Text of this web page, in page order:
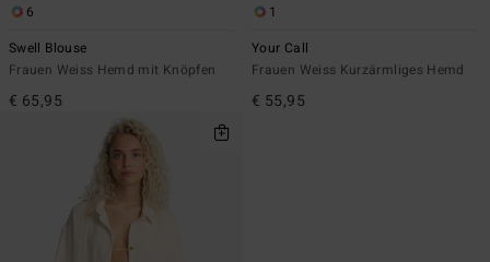
6
Swell Blouse
Frauen Weiss Hemd mit Knöpfen
€ 65,95
1
Your Call
Frauen Weiss Kurzärmliges Hemd
€ 55,95